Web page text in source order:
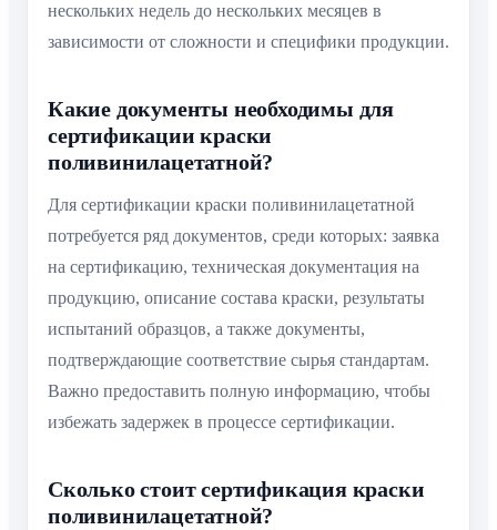
нескольких недель до нескольких месяцев в
зависимости от сложности и специфики продукции.
Какие документы необходимы для
сертификации краски
поливинилацетатной?
Для сертификации краски поливинилацетатной
потребуется ряд документов, среди которых: заявка
на сертификацию, техническая документация на
продукцию, описание состава краски, результаты
испытаний образцов, а также документы,
подтверждающие соответствие сырья стандартам.
Важно предоставить полную информацию, чтобы
избежать задержек в процессе сертификации.
Сколько стоит сертификация краски
поливинилацетатной?